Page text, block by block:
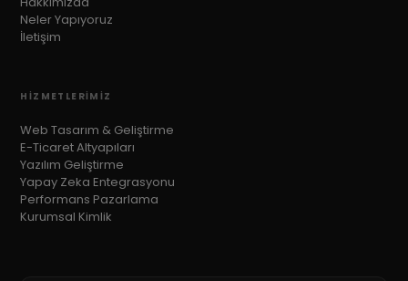
Neler Yapıyoruz
İletişim
HIZMETLERIMIZ
Web Tasarım & Geliştirme
E-Ticaret Altyapıları
Yazılım Geliştirme
Yapay Zeka Entegrasyonu
Performans Pazarlama
Kurumsal Kimlik